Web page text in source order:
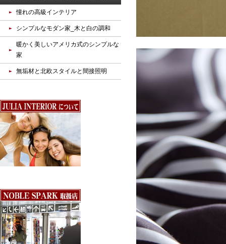
憧れの高級インテリア
シンプルなモダン家_木と白の調和
暖かく美しいアメリカ式のシンプルな
家
無垢材と北欧スタイルと間接照明